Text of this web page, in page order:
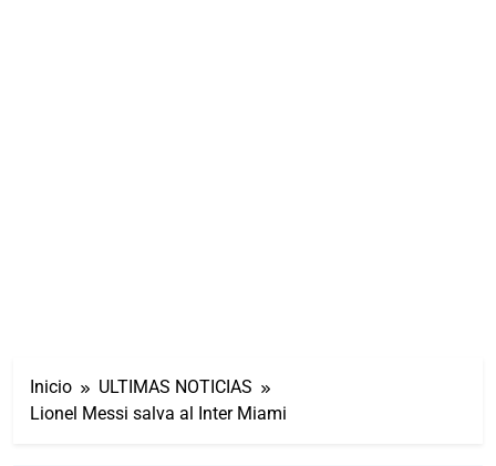
Inicio
ULTIMAS NOTICIAS
Lionel Messi salva al Inter Miami